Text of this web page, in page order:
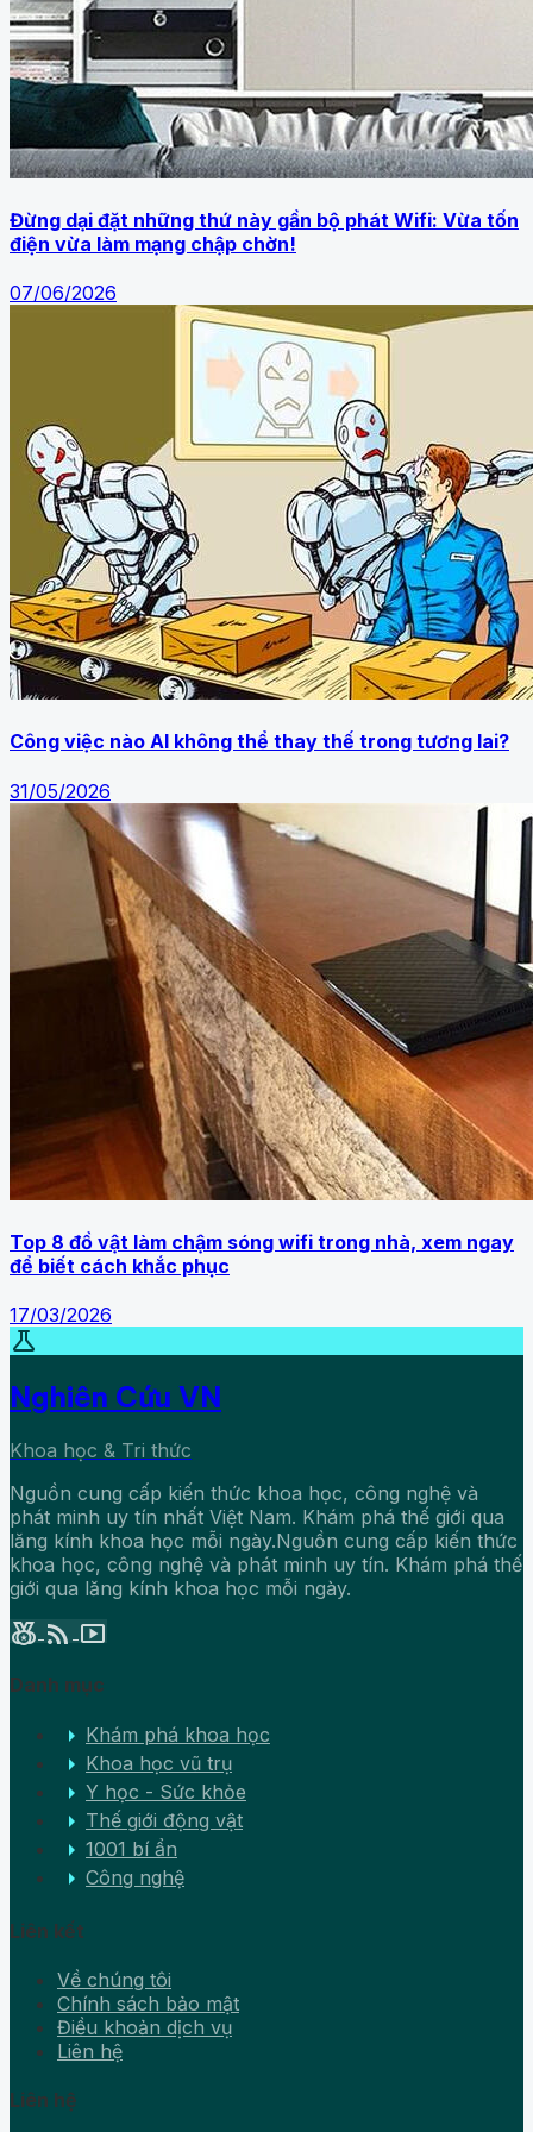
Đừng dại đặt những thứ này gần bộ phát Wifi: Vừa tốn
điện vừa làm mạng chập chờn!
07/06/2026
Công việc nào AI không thể thay thế trong tương lai?
31/05/2026
Top 8 đồ vật làm chậm sóng wifi trong nhà, xem ngay
để biết cách khắc phục
17/03/2026
science
Nghiên Cứu VN
Khoa học & Tri thức
Nguồn cung cấp kiến thức khoa học, công nghệ và
phát minh uy tín nhất Việt Nam. Khám phá thế giới qua
lăng kính khoa học mỗi ngày.Nguồn cung cấp kiến thức
khoa học, công nghệ và phát minh uy tín. Khám phá thế
giới qua lăng kính khoa học mỗi ngày.
social_leaderboard rss_feed smart_display
Danh mục
arrow_right Khám phá khoa học
arrow_right Khoa học vũ trụ
arrow_right Y học - Sức khỏe
arrow_right Thế giới động vật
arrow_right 1001 bí ẩn
arrow_right Công nghệ
Liên kết
Về chúng tôi
Chính sách bảo mật
Điều khoản dịch vụ
Liên hệ
Liên hệ